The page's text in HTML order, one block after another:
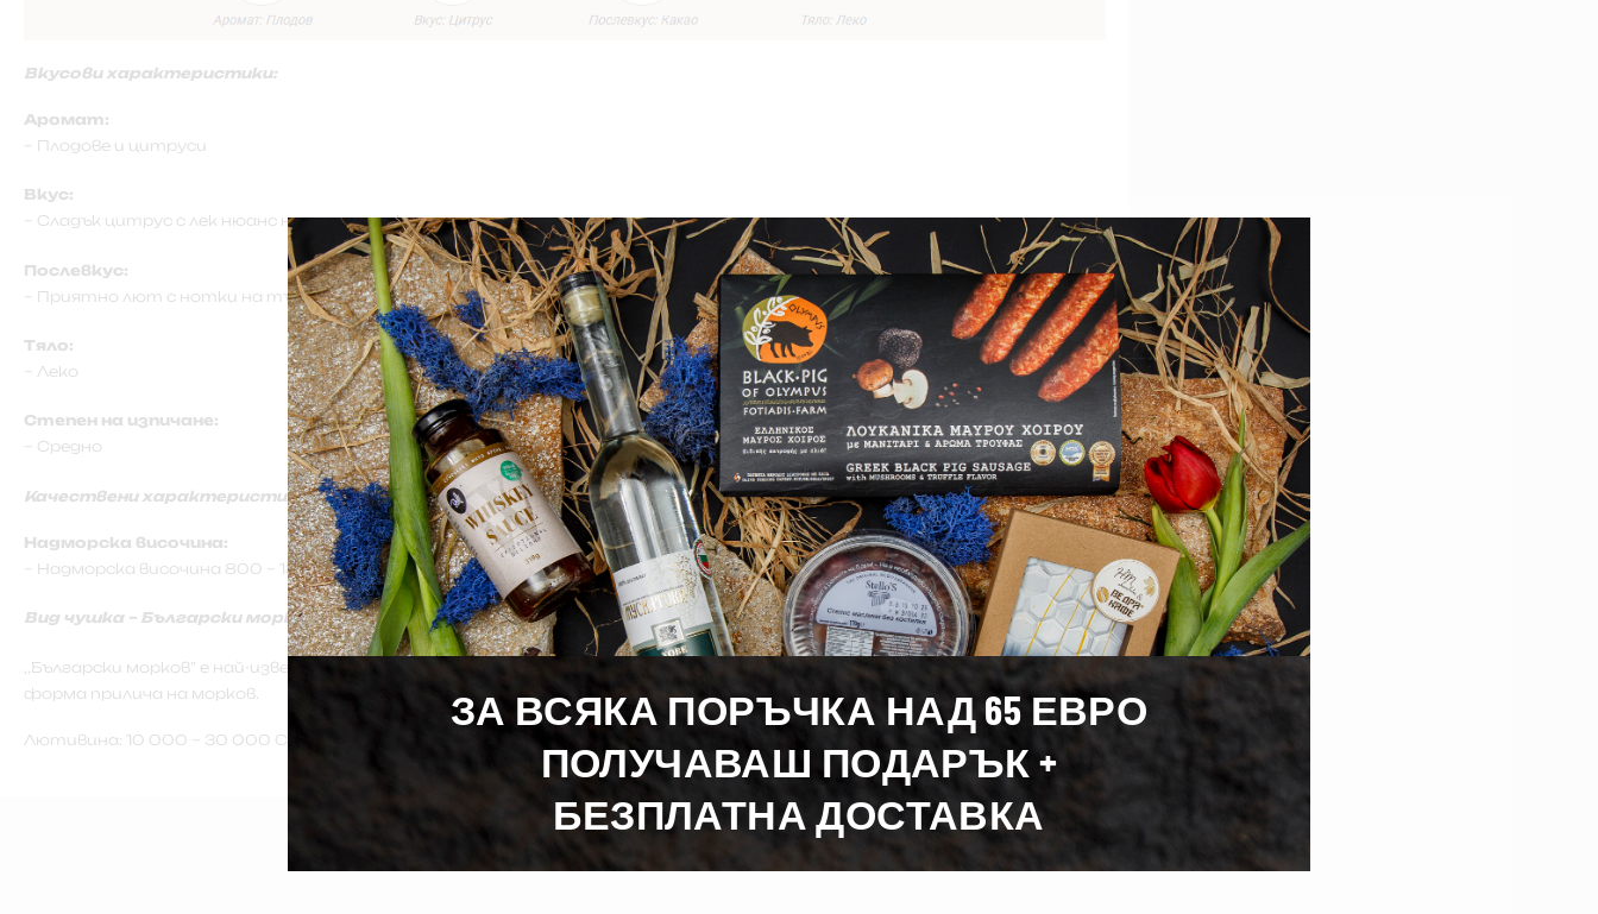
Вкусови характеристики:
Аромат:
– Плодове и цитруси
Вкус:
– Сладък цитрус с лек нюанс на люта чушка
Послевкус:
– Приятно лют с нотки на тъмен шоколад
Тяло:
– Леко
Степен на изпичане:
– Средно
Качествени характеристики:
Надморска височина:
– Надморска височина 800 – 1800 м.
Вид чушка – Български морков
,,Български морков” е най-известната люта чушка от България, която е разпространена повече в чужбина. По цвят и
форма прилича на морков.
Лютивина: 10 000 – 30 000 Сковила
ЗА ВСЯКА ПОРЪЧКА НАД 65 ЕВРО
ПОЛУЧАВАШ ПОДАРЪК +
БЕЗПЛАТНА ДОСТАВКА